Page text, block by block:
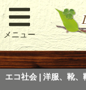
メニュー
エコ社会 | 洋服、靴